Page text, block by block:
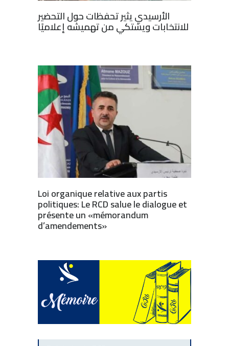
الأرسيدي يثير تحفظات حول التحضير
للانتخابات ويشتكي من تهميشه إعلاميًا
Loi organique relative aux partis
politiques: Le RCD salue le dialogue et
présente un «mémorandum
d’amendements»